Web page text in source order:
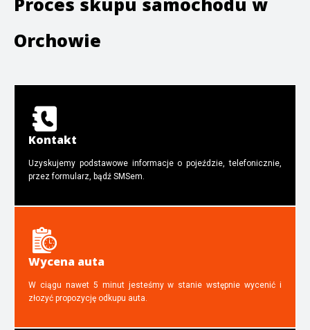
Orchowie
Kontakt
Uzyskujemy podstawowe informacje o pojeździe, telefonicznie,
przez formularz, bądź SMSem.
Wycena auta
W ciągu nawet 5 minut jesteśmy w stanie wstępnie wycenić i
złozyć propozycję odkupu auta.